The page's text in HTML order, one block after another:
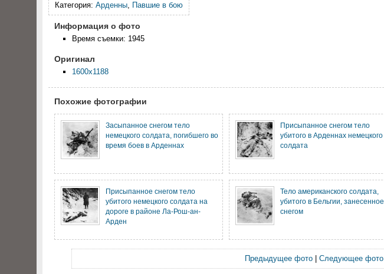
Категория: Арденны, Павшие в бою
Информация о фото
Время съемки: 1945
Оригинал
1600x1188
Похожие фотографии
Засыпанное снегом тело
немецкого солдата, погибшего во
время боев в Арденнах
Присыпанное снегом тело
убитого в Арденнах немецкого
солдата
Присыпанное снегом тело
убитого немецкого солдата на
дороге в районе Ла-Рош-ан-
Арден
Тело американского солдата,
убитого в Бельгии, занесенное
снегом
Предыдущее фото| Следующее фото